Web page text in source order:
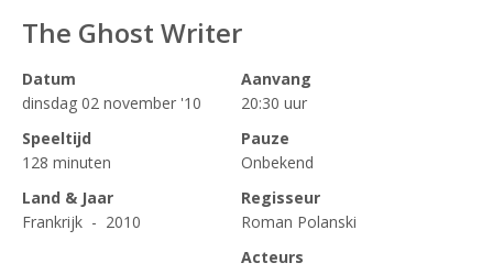
The Ghost Writer
Datum
dinsdag 02 november '10
Aanvang
20:30 uur
Speeltijd
128 minuten
Pauze
Onbekend
Land & Jaar
Frankrijk - 2010
Regisseur
Roman Polanski
Acteurs